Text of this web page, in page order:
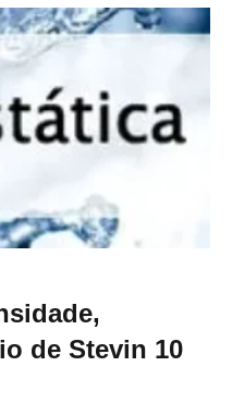
de Stevin 10